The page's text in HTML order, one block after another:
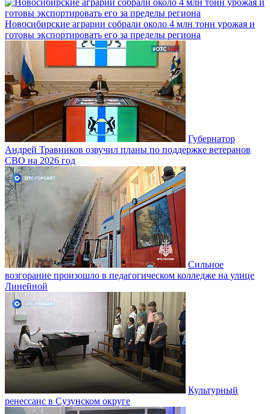
Новосибирские аграрии собрали около 4 млн тонн урожая и
готовы экспортировать его за пределы региона
Губернатор
Андрей Травников озвучил планы по поддержке ветеранов
СВО на 2026 год
Сильное
возгорание произошло в педагогическом колледже на улице
Линейной
Культурный
ренессанс в Сузунском округе